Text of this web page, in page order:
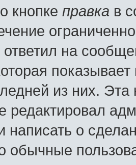
кнопке правка в
ответил на
из них. Эта
редактировал
написать о
обычные